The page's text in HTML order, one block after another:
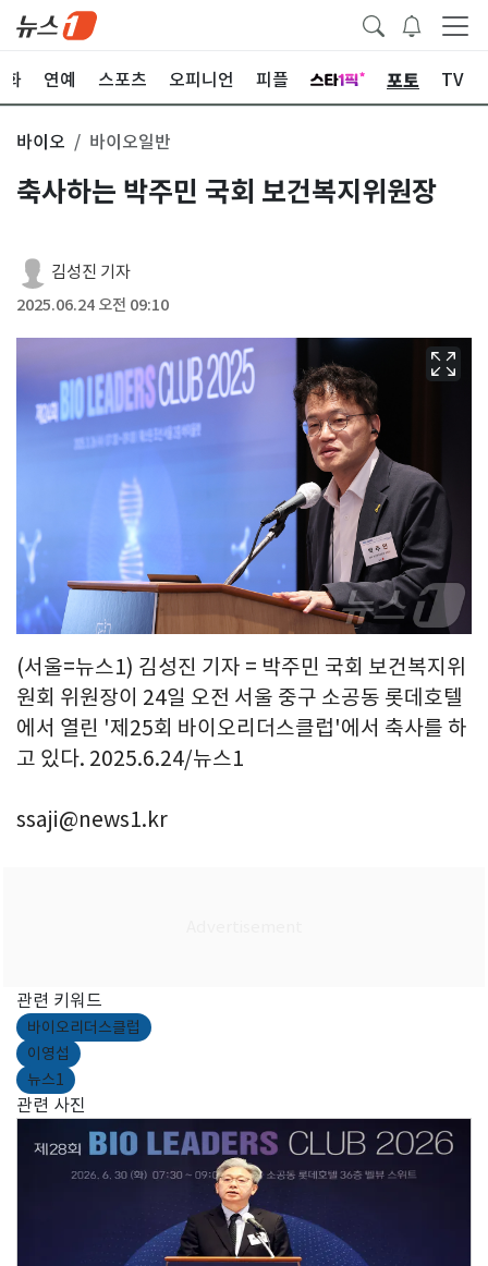
화 연예 스포츠 오피니언 피플 포토 TV
바이오 바이오일반
축사하는 박주민 국회 보건복지위원장
김성진 기자
2025.06.24 오전 09:10
(서울=뉴스1) 김성진 기자 = 박주민 국회 보건복지위
원회 위원장이 24일 오전 서울 중구 소공동 롯데호텔
에서 열린 '제25회 바이오리더스클럽'에서 축사를 하
고 있다. 2025.6.24/뉴스1
ssaji@news1.kr
관련 키워드
바이오리더스클럽
이영섭
뉴스1
관련 사진